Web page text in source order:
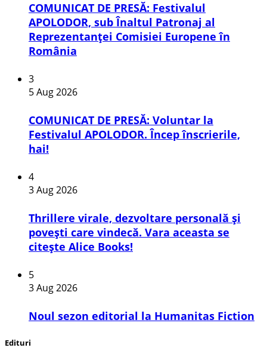
COMUNICAT DE PRESĂ: Festivalul
APOLODOR, sub Înaltul Patronaj al
Reprezentanței Comisiei Europene în
România
3
5 Aug 2026
COMUNICAT DE PRESĂ: Voluntar la
Festivalul APOLODOR. Încep înscrierile,
hai!
4
3 Aug 2026
Thrillere virale, dezvoltare personală și
povești care vindecă. Vara aceasta se
citește Alice Books!
5
3 Aug 2026
​Noul sezon editorial la Humanitas Fiction
Edituri